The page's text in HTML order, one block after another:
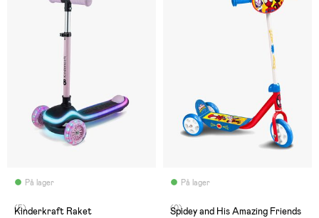
På lager
(5)
Kinderkraft Raket
På lager
(0)
Spidey and His Amazing Friends